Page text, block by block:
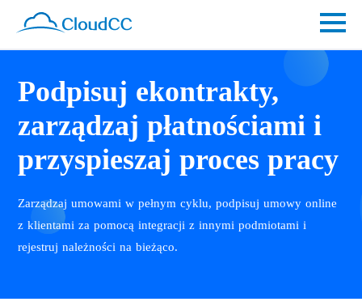
Podpisuj ekontrakty,
zarządzaj płatnościami i
przyspieszaj proces pracy
Zarządzaj umowami w pełnym cyklu, podpisuj umowy online
z klientami za pomocą integracji z innymi podmiotami i
rejestruj należności na bieżąco.